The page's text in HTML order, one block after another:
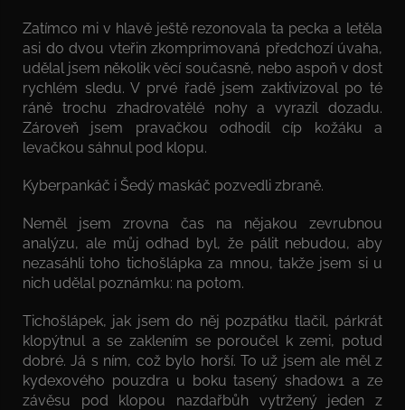
Zatímco mi v hlavě ještě rezonovala ta pecka a letěla
asi do dvou vteřin zkomprimovaná předchozí úvaha,
udělal jsem několik věcí současně, nebo aspoň v dost
rychlém sledu. V prvé řadě jsem zaktivizoval po té
ráně trochu zhadrovatělé nohy a vyrazil dozadu.
Zároveň jsem pravačkou odhodil cíp kožáku a
levačkou sáhnul pod klopu.
Kyberpankáč i Šedý maskáč pozvedli zbraně.
Neměl jsem zrovna čas na nějakou zevrubnou
analýzu, ale můj odhad byl, že pálit nebudou, aby
nezasáhli toho tichošlápka za mnou, takže jsem si u
nich udělal poznámku: na potom.
Tichošlápek, jak jsem do něj pozpátku tlačil, párkrát
klopýtnul a se zaklením se poroučel k zemi, potud
dobré. Já s ním, což bylo horší. To už jsem ale měl z
kydexového pouzdra u boku tasený shadow1 a ze
závěsu pod klopou nazdařbůh vytržený jeden z